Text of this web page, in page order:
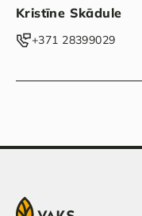
Kristīne Skādule
‭+371 28399029‬